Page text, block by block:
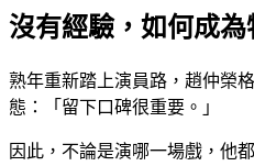
沒有經驗，如何成為
熟年重新踏上演員路，趙仲榮
態：「留下口碑很重要。」
因此，不論是演哪一場戲，他